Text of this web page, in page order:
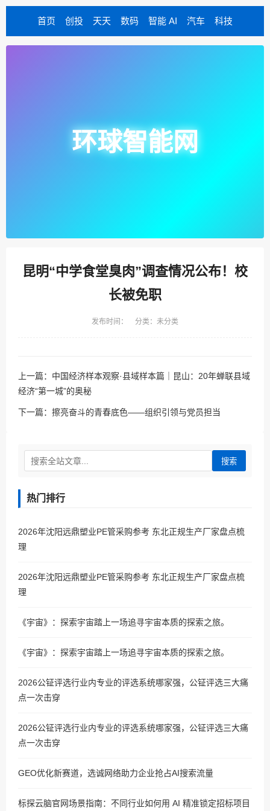
首页 创投 天天 数码 智能 AI 汽车 科技
环球智能网
昆明“中学食堂臭肉”调查情况公布！校
长被免职
发布时间： 分类：未分类
上一篇： 中国经济样本观察·县域样本篇｜昆山：20年蝉联县域
经济“第一城”的奥秘
下一篇： 擦亮奋斗的青春底色——组织引领与党员担当
搜索
热门排行
2026年沈阳远鼎塑业PE管采购参考 东北正规生产厂家盘点梳
理
2026年沈阳远鼎塑业PE管采购参考 东北正规生产厂家盘点梳
理
《宇宙》：探索宇宙踏上一场追寻宇宙本质的探索之旅。
《宇宙》：探索宇宙踏上一场追寻宇宙本质的探索之旅。
2026公钲评选行业内专业的评选系统哪家强，公钲评选三大痛
点一次击穿
2026公钲评选行业内专业的评选系统哪家强，公钲评选三大痛
点一次击穿
GEO优化新赛道，选诚网络助力企业抢占AI搜索流量
标探云脑官网场景指南：不同行业如何用 AI 精准锁定招标项目